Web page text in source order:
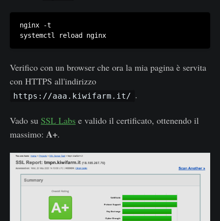
nginx -t
Verifico con un browser che ora la mia pagina è servita
con HTTPS all'indirizzo
https://aaa.kiwifarm.it/ .
Vado su SSL Labs e valido il certificato, ottenendo il
massimo: A+.